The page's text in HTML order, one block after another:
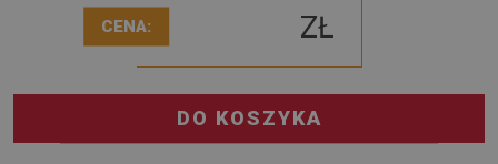
CENA: ZŁ
DO KOSZYKA